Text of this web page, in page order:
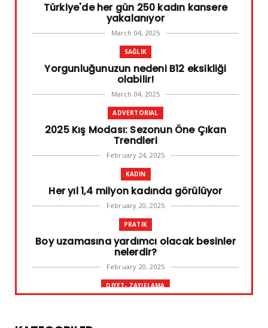
Türkiye'de her gün 250 kadın kansere
yakalanıyor
March 04, 2025
SAĞLIK
Yorgunluğunuzun nedeni B12 eksikliği
olabilir!
March 04, 2025
ADVERTORIAL
2025 Kış Modası: Sezonun Öne Çıkan
Trendleri
February 24, 2025
KADIN
Her yıl 1,4 milyon kadında görülüyor
February 20, 2025
PRATIK
Boy uzamasına yardımcı olacak besinler
nelerdir?
February 20, 2025
DIYET- ZAYIFLAMA